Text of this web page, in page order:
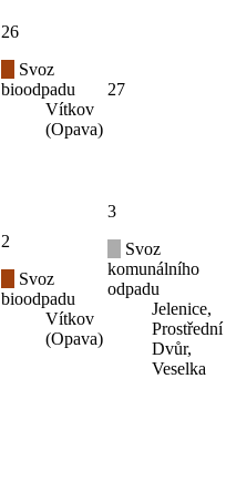
26
Svoz
bioodpadu
Vítkov
(Opava)
27
2
Svoz
bioodpadu
Vítkov
(Opava)
3
Svoz
komunálního
odpadu
Jelenice,
Prostřední
Dvůr,
Veselka